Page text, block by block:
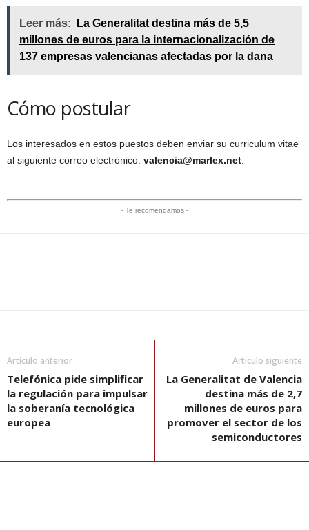
Leer más:
La Generalitat destina más de 5,5
millones de euros para la internacionalización de
137 empresas valencianas afectadas por la dana
Cómo postular
Los interesados en estos puestos deben enviar su curriculum vitae
al siguiente correo electrónico: valencia@marlex.net
- Te recomendamos -
Artículo anterior
Telefónica pide simplificar
la regulación para impulsar
la soberanía tecnológica
europea
Artículo siguiente
La Generalitat de Valencia
destina más de 2,7
millones de euros para
promover el sector de los
semiconductores